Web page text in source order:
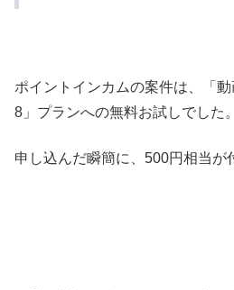
ポイントインカムの案件は、「
8」プランへの無料お試しでした。
申し込んだ瞬簡に、500円相当が